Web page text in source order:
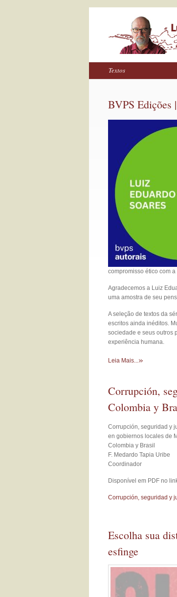
Textos
BVPS Edições
compromisso ético com
Agradecemos a Luiz
uma amostra de seu
A seleção de textos da
escritos ainda inéditos.
sociedade e seus outros
experiência humana.
Leia Mais...»
Corrupción,
Colombia y
Corrupción, seguridad y
en gobiernos locales de
Colombia y Brasil
F. Medardo Tapia Uribe
Coordinador
Disponível em PDF no
Corrupción, seguridad y
Escolha sua
esfinge